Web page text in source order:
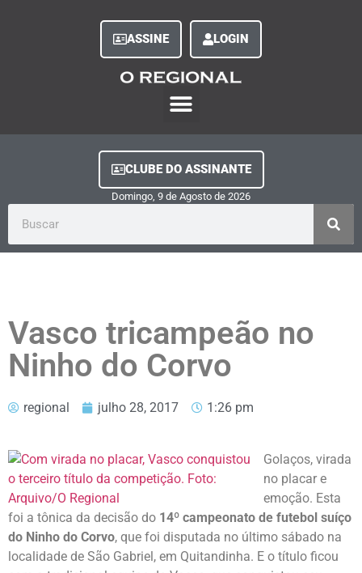
ASSINE LOGIN
CLUBE DO ASSINANTE
Domingo, 9 de Agosto de 2026
Vasco tricampeão no
Ninho do Corvo
regional julho 28, 2017 1:26 pm
Golaços, virada
no placar e
emoção. Esta
foi a tônica da decisão do 14º campeonato de futebol suíço
do Ninho do Corvo, que foi disputada no último sábado na
localidade de São Gabriel, em Quitandinha. E o título ficou